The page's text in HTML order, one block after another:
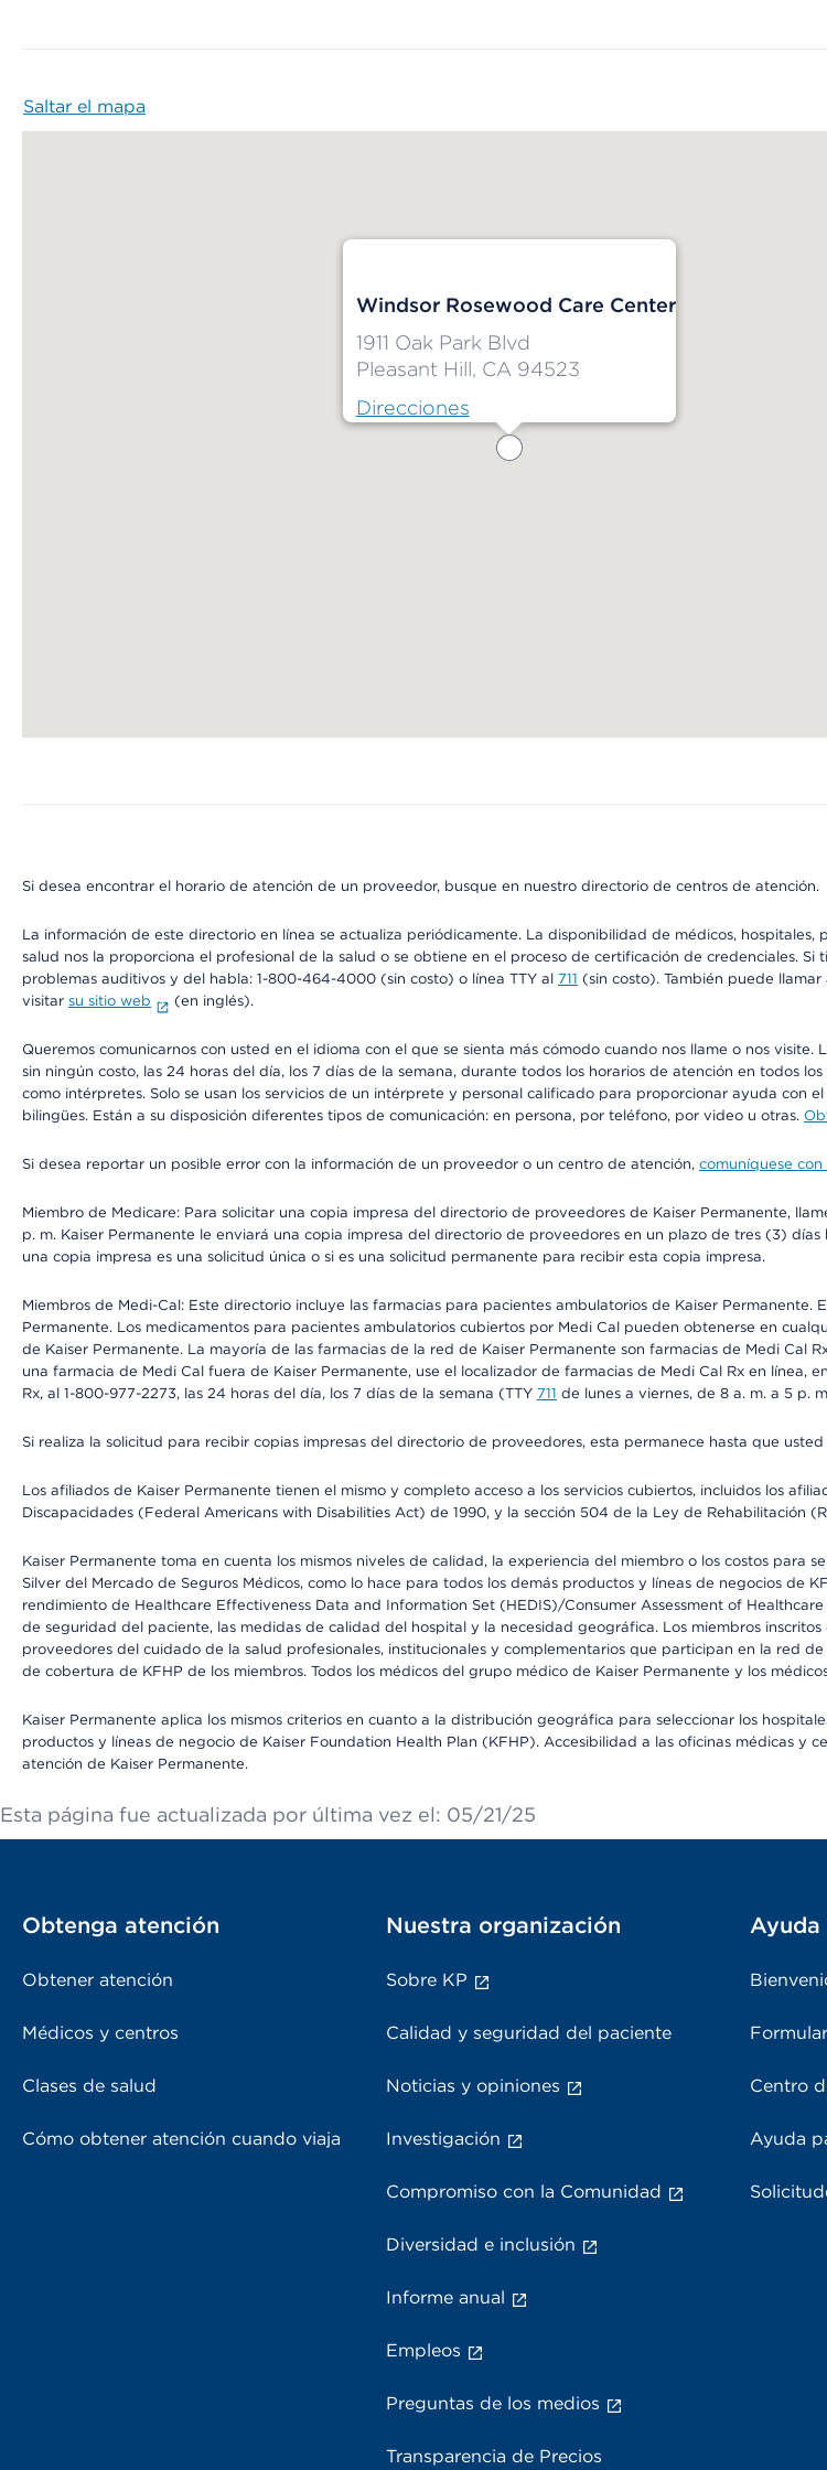
Saltar el mapa
Windsor Rosewood Care Center
1911 Oak Park Blvd
Pleasant Hill, CA 94523
Direcciones
Si desea encontrar el horario de atención de un proveedor, busque en nuestro directorio de centros de atención.
La información de este directorio en línea se actualiza periódicamente. La disponibilidad de médicos,
salud nos la proporciona el profesional de la salud o se obtiene en el proceso de certificación de credenciales.
problemas auditivos y del habla: 1-800-464-4000 (sin costo) o línea TTY al 711 (sin costo). También puede
visitar su sitio web (en inglés).
Queremos comunicarnos con usted en el idioma con el que se sienta más cómodo cuando nos llame o nos
sin ningún costo, las 24 horas del día, los 7 días de la semana, durante todos los horarios de atención en todos
como intérpretes. Solo se usan los servicios de un intérprete y personal calificado para proporcionar ayuda con
bilingües. Están a su disposición diferentes tipos de comunicación: en persona, por teléfono, por video u otras.
Si desea reportar un posible error con la información de un proveedor o un centro de atención, comuníquese con
Miembro de Medicare: Para solicitar una copia impresa del directorio de proveedores de Kaiser Permanente,
p. m. Kaiser Permanente le enviará una copia impresa del directorio de proveedores en un plazo de tres (3)
una copia impresa es una solicitud única o si es una solicitud permanente para recibir esta copia impresa.
Miembros de Medi-Cal: Este directorio incluye las farmacias para pacientes ambulatorios de Kaiser
Permanente. Los medicamentos para pacientes ambulatorios cubiertos por Medi Cal pueden obtenerse en
de Kaiser Permanente. La mayoría de las farmacias de la red de Kaiser Permanente son farmacias de Medi Cal
una farmacia de Medi Cal fuera de Kaiser Permanente, use el localizador de farmacias de Medi Cal Rx en línea, en
Rx, al 1-800-977-2273, las 24 horas del día, los 7 días de la semana (TTY 711 de lunes a viernes, de 8 a. m. a 5 p.
Si realiza la solicitud para recibir copias impresas del directorio de proveedores, esta permanece hasta que
Los afiliados de Kaiser Permanente tienen el mismo y completo acceso a los servicios cubiertos, incluidos los
Discapacidades (Federal Americans with Disabilities Act) de 1990, y la sección 504 de la Ley de Rehabilitación
Kaiser Permanente toma en cuenta los mismos niveles de calidad, la experiencia del miembro o los costos para
Silver del Mercado de Seguros Médicos, como lo hace para todos los demás productos y líneas de negocios de
rendimiento de Healthcare Effectiveness Data and Information Set (HEDIS)/Consumer Assessment of
de seguridad del paciente, las medidas de calidad del hospital y la necesidad geográfica. Los miembros
proveedores del cuidado de la salud profesionales, institucionales y complementarios que participan en la red
de cobertura de KFHP de los miembros. Todos los médicos del grupo médico de Kaiser Permanente y los
Kaiser Permanente aplica los mismos criterios en cuanto a la distribución geográfica para seleccionar los
productos y líneas de negocio de Kaiser Foundation Health Plan (KFHP). Accesibilidad a las oficinas médicas y
atención de Kaiser Permanente.
Esta página fue actualizada por última vez el: 05/21/25
Obtenga atención
Obtener atención
Médicos y centros
Clases de salud
Cómo obtener atención cuando viaja
Nuestra organización
Sobre KP
Calidad y seguridad del paciente
Noticias y opiniones
Investigación
Compromiso con la Comunidad
Diversidad e inclusión
Informe anual
Empleos
Preguntas de los medios
Transparencia de Precios
Ayuda
Centro
Ayuda